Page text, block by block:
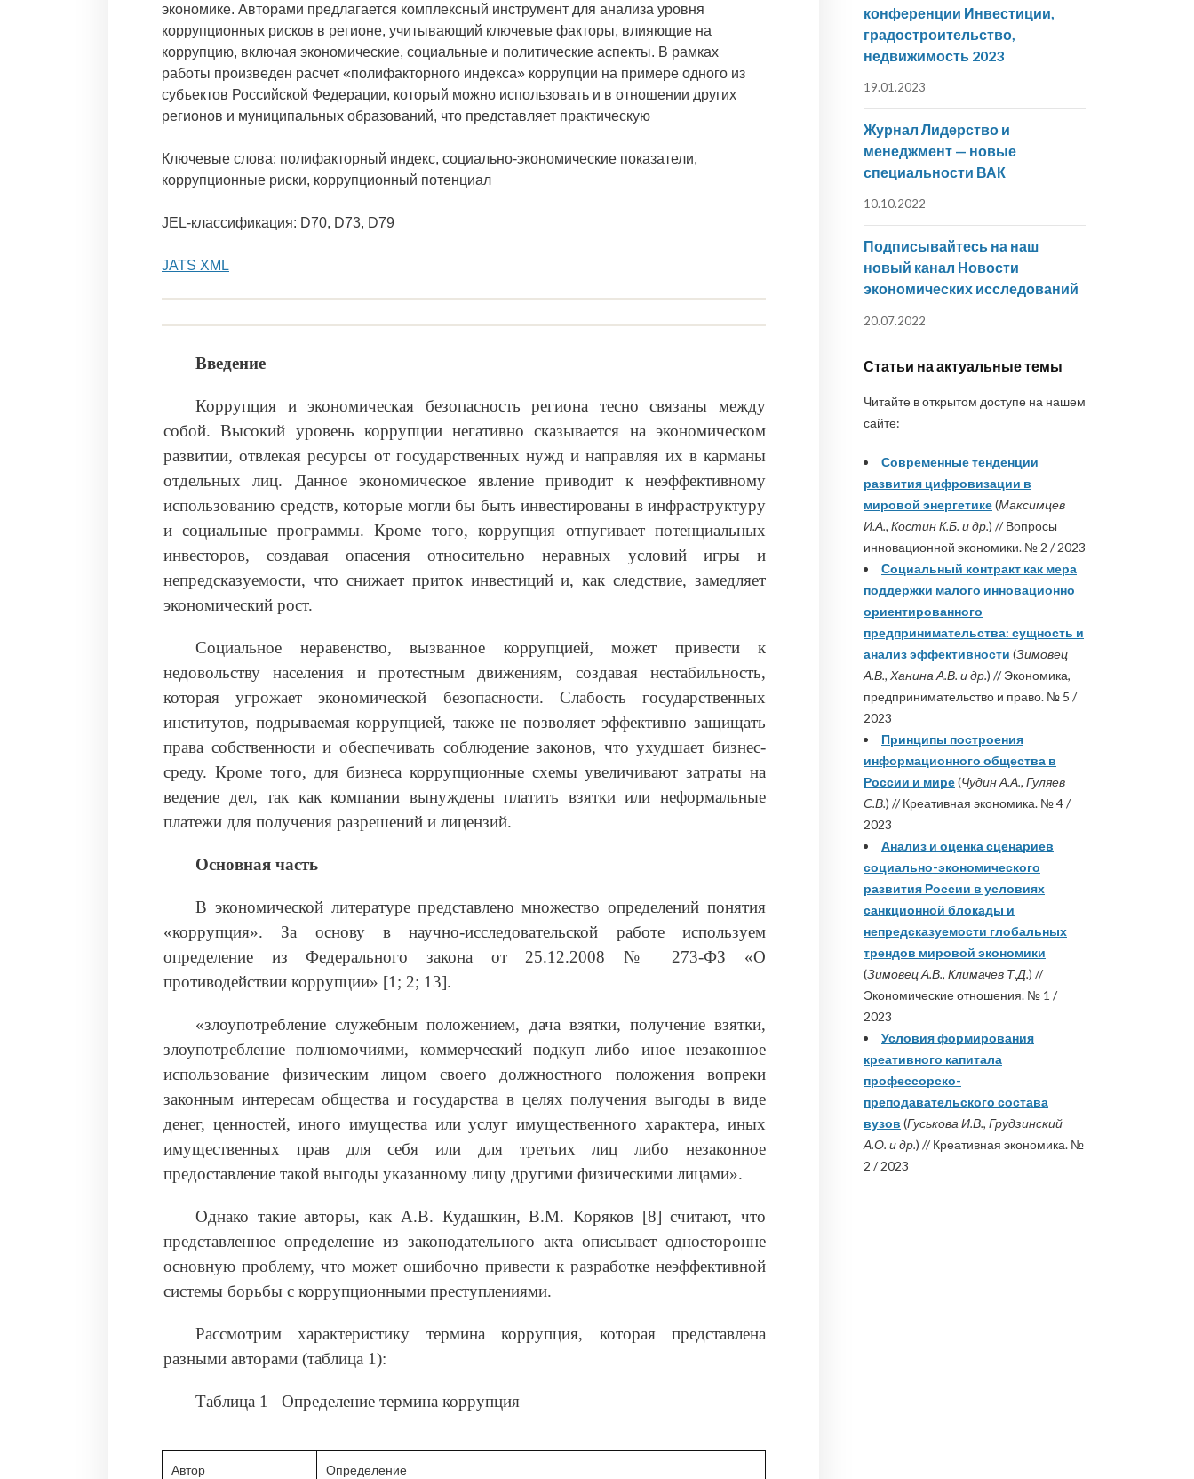
экономике. Авторами предлагается комплексный инструмент для анализа уровня
коррупционных рисков в регионе, учитывающий ключевые факторы, влияющие на
коррупцию, включая экономические, социальные и политические аспекты. В рамках
работы произведен расчет «полифакторного индекса» коррупции на примере одного из
субъектов Российской Федерации, который можно использовать и в отношении других
регионов и муниципальных образований, что представляет практическую
Ключевые слова: полифакторный индекс, социально-экономические показатели,
коррупционные риски, коррупционный потенциал
JEL-классификация: D70, D73, D79
JATS XML
Введение
Коррупция и экономическая безопасность региона тесно связаны между
собой. Высокий уровень коррупции негативно сказывается на экономическом
развитии, отвлекая ресурсы от государственных нужд и направляя их в карманы
отдельных лиц. Данное экономическое явление приводит к неэффективному
использованию средств, которые могли бы быть инвестированы в инфраструктуру
и социальные программы. Кроме того, коррупция отпугивает потенциальных
инвесторов, создавая опасения относительно неравных условий игры и
непредсказуемости, что снижает приток инвестиций и, как следствие, замедляет
экономический рост.
Социальное неравенство, вызванное коррупцией, может привести к
недовольству населения и протестным движениям, создавая нестабильность,
которая угрожает экономической безопасности. Слабость государственных
институтов, подрываемая коррупцией, также не позволяет эффективно защищать
права собственности и обеспечивать соблюдение законов, что ухудшает бизнес-
среду. Кроме того, для бизнеса коррупционные схемы увеличивают затраты на
ведение дел, так как компании вынуждены платить взятки или неформальные
платежи для получения разрешений и лицензий.
Основная часть
В экономической литературе представлено множество определений понятия
«коррупция». За основу в научно-исследовательской работе используем
определение из Федерального закона от 25.12.2008 № 273-ФЗ «О
противодействии коррупции» [1; 2; 13].
«злоупотребление служебным положением, дача взятки, получение взятки,
злоупотребление полномочиями, коммерческий подкуп либо иное незаконное
использование физическим лицом своего должностного положения вопреки
законным интересам общества и государства в целях получения выгоды в виде
денег, ценностей, иного имущества или услуг имущественного характера, иных
имущественных прав для себя или для третьих лиц либо незаконное
предоставление такой выгоды указанному лицу другими физическими лицами».
Однако такие авторы, как А.В. Кудашкин, В.М. Коряков [8] считают, что
представленное определение из законодательного акта описывает односторонне
основную проблему, что может ошибочно привести к разработке неэффективной
системы борьбы с коррупционными преступлениями.
Рассмотрим характеристику термина коррупция, которая представлена
разными авторами (таблица 1):
Таблица 1– Определение термина коррупция
Автор Определение
конференции Инвестиции,
градостроительство,
недвижимость 2023
19.01.2023
Журнал Лидерство и
менеджмент — новые
специальности ВАК
10.10.2022
Подписывайтесь на наш
новый канал Новости
экономических исследований
20.07.2022
Статьи на актуальные темы
Читайте в открытом доступе на нашем
сайте:
Современные тенденции
развития цифровизации в
мировой энергетике(Максимцев
И.А., Костин К.Б. и др.) // Вопросы
инновационной экономики. № 2 / 2023
Социальный контракт как мера
поддержки малого инновационно
ориентированного
предпринимательства: сущность и
анализ эффективности (Зимовец
А.В., Ханина А.В. и др.) // Экономика,
предпринимательство и право. № 5 /
2023
Принципы построения
информационного общества в
России и мире(Чудин А.А., Гуляев
С.В.) // Креативная экономика. № 4 /
2023
Анализ и оценка сценариев
социально-экономического
развития России в условиях
санкционной блокады и
непредсказуемости глобальных
трендов мировой экономики
(Зимовец А.В., Климачев Т.Д.) //
Экономические отношения. № 1 /
2023
Условия формирования
креативного капитала
профессорско-
преподавательского состава
вузов (Гуськова И.В., Грудзинский
А.О. и др.) // Креативная экономика. №
2 / 2023